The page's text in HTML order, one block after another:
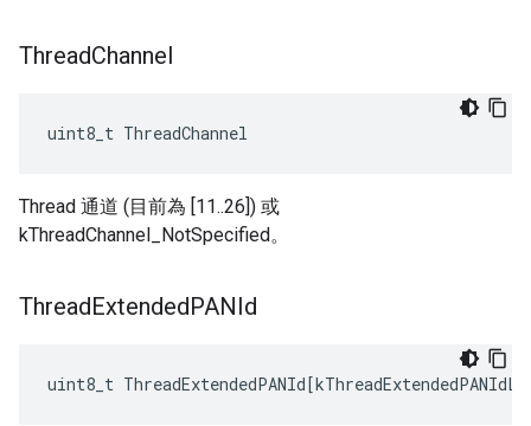
ThreadChannel
uint8_t ThreadChannel
Thread 通道 (目前為 [11..26]) 或
kThreadChannel_NotSpecified。
ThreadExtendedPANId
uint8_t ThreadExtendedPANId[